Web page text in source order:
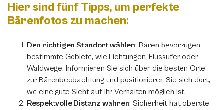
Hier sind fünf Tipps, um perfekte
Bärenfotos zu machen:
Den richtigen Standort wählen: Bären bevorzugen
bestimmte Gebiete, wie Lichtungen, Flussufer oder
Waldwege. Informieren Sie sich über die besten Orte
zur Bärenbeobachtung und positionieren Sie sich dort,
wo eine gute Sicht auf ihr Verhalten möglich ist.
Respektvolle Distanz wahren: Sicherheit hat oberste